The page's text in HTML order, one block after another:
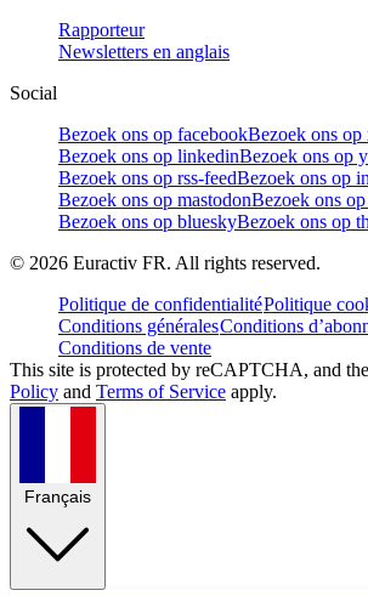
Rapporteur
Newsletters en anglais
Social
Bezoek ons op facebookBezoek ons op
Bezoek ons op linkedinBezoek ons op
Bezoek ons op rss-feedBezoek ons op
Bezoek ons op mastodonBezoek ons
Bezoek ons op blueskyBezoek ons op
© 2026 Euractiv FR. All rights reserved.
Politique de confidentialitéPolitique
Conditions généralesConditions
Conditions de vente
This site is protected by reCAPTCHA, and
Policy and Terms of Service apply.
Français